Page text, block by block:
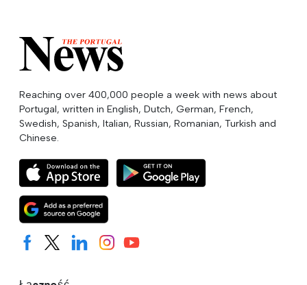
Reaching over 400,000 people a week with news about
Portugal, written in English, Dutch, German, French,
Swedish, Spanish, Italian, Russian, Romanian, Turkish and
Chinese.